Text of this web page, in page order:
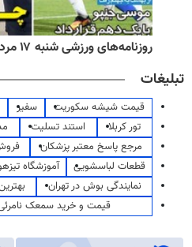
روزنامه‌های ورزشی شنبه ۱۷ مرداد ۱۴۰۵
تبلیغات
قیمت شیشه سکوریت سفیر
تور کربلا
استند تسلیت
مرجع پاسخ معتبر پزشکان
قطعات لباسشویی
آموزشگاه
نمایندگی بوش در تهران
قیمت و خرید سمعک